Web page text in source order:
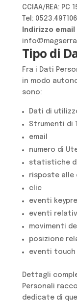
CCIAA/REA: PC
Tel: 0523.497106
Indirizzo
Tipo di
Fra i Dati
in modo
sono:
Dati di
Strumenti di
email
numero di
statistiche
risposte alle
clic
eventi
eventi
movimenti
posizione
eventi touch
Dettagli
Personali
dedicate di